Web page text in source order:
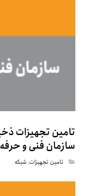
تامین تجهیزات
سازمان فنی و
تامین تجهیزات,شبکه